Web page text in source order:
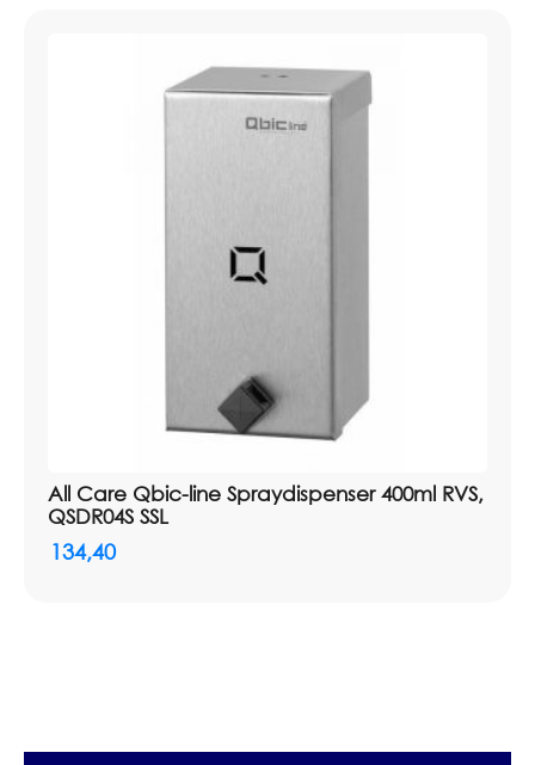
All Care Qbic-line Spraydispenser 400ml RVS,
QSDR04S SSL
134,40